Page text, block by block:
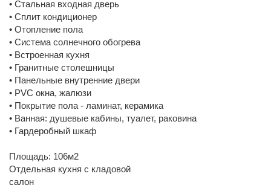
• Стальная входная дверь
• Сплит кондиционер
• Отопление пола
• Система солнечного обогрева
• Встроенная кухня
• Гранитные столешницы
• Панельные внутренние двери
• PVC окна, жалюзи
• Покрытие пола - ламинат, керамика
• Ванная: душевые кабины, туалет, раковина
• Гардеробный шкаф
Площадь: 106м2
Отдельная кухня с кладовой
салон